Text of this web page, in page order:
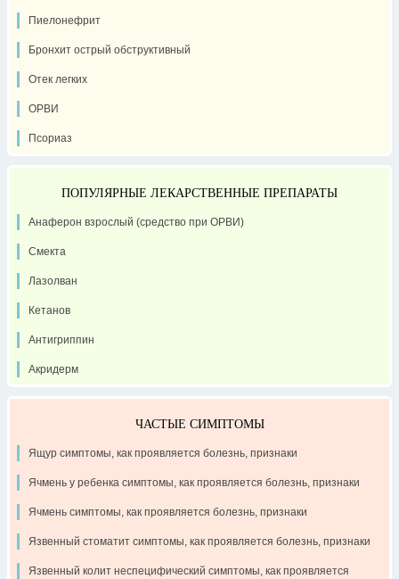
Пиелонефрит
Бронхит острый обструктивный
Отек легких
ОРВИ
Псориаз
ПОПУЛЯРНЫЕ ЛЕКАРСТВЕННЫЕ ПРЕПАРАТЫ
Анаферон взрослый (средство при ОРВИ)
Смекта
Лазолван
Кетанов
Антигриппин
Акридерм
ЧАСТЫЕ СИМПТОМЫ
Ящур симптомы, как проявляется болезнь, признаки
Ячмень у ребенка симптомы, как проявляется болезнь, признаки
Ячмень симптомы, как проявляется болезнь, признаки
Язвенный стоматит симптомы, как проявляется болезнь, признаки
Язвенный колит неспецифический симптомы, как проявляется